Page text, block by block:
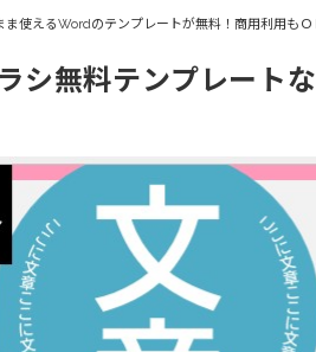
使えるWordのテンプレートが無料！商用利用もＯ
シ無料テンプレート